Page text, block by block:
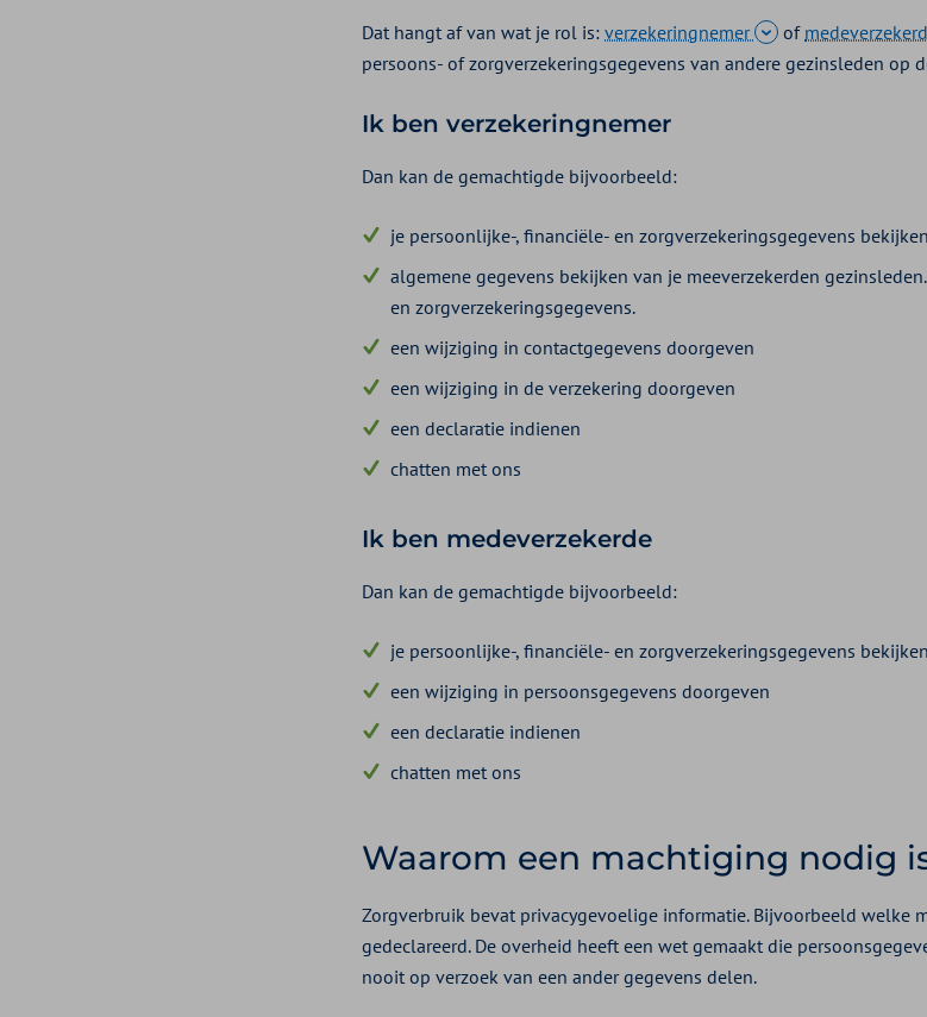
Dat hangt af van wat je rol is: verzekeringnemer of
persoons- of zorgverzekeringsgegevens van andere gezinsleden op
Ik ben verzekeringnemer
Dan kan de gemachtigde bijvoorbeeld:
je persoonlijke-, financiële- en zorgverzekeringsgegevens
algemene gegevens bekijken van je meeverzekerden
en zorgverzekeringsgegevens.
een wijziging in contactgegevens doorgeven
een wijziging in de verzekering doorgeven
een declaratie indienen
chatten met ons
Ik ben medeverzekerde
Dan kan de gemachtigde bijvoorbeeld:
je persoonlijke-, financiële- en zorgverzekeringsgegevens
een wijziging in persoonsgegevens doorgeven
een declaratie indienen
chatten met ons
Waarom een machtiging nodig
Zorgverbruik bevat privacygevoelige informatie. Bijvoorbeeld welke
gedeclareerd. De overheid heeft een wet gemaakt die
nooit op verzoek van een ander gegevens delen.